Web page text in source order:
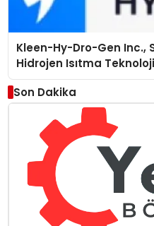
Kleen-Hy-Dro-Gen Inc.,
Hidrojen Isıtma
Düzenleyici Onaylarını
Son Dakika